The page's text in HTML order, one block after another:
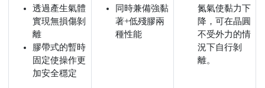
透過產生氣體
實現無損傷剝
離
膠帶式的暫時
固定使操作更
加安全穩定
同時兼備強黏
著+低殘膠兩
種性能
氮氣使黏力下
降，可在晶圓
不受外力的情
況下自行剝
離。